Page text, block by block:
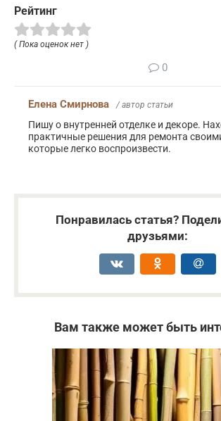
Рейтинг
( Пока оценок нет )
0
Елена Смирнова / автор статьи
Пишу о внутренней отделке и декоре.
практичные решения для ремонта
которые легко воспроизвести.
Понравилась статья?
друзьями:
Вам также может быть